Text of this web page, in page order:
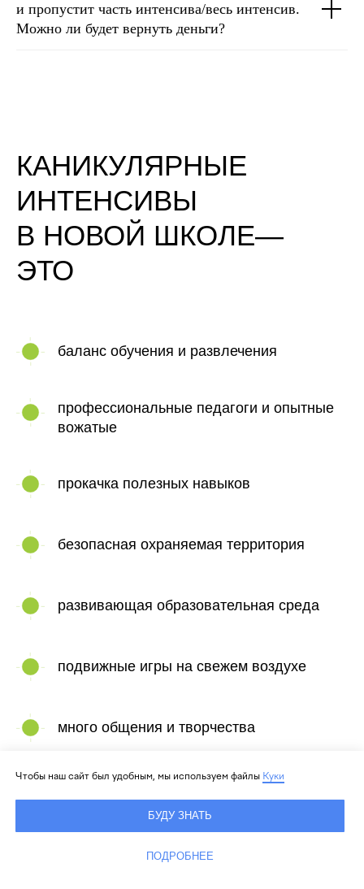
и пропустит часть интенсива/весь интенсив.
Можно ли будет вернуть деньги?
КАНИКУЛЯРНЫЕ
ИНТЕНСИВЫ
В НОВОЙ ШКОЛЕ—
ЭТО
баланс обучения и развлечения
профессиональные педагоги и опытные
вожатые
прокачка полезных навыков
безопасная охраняемая территория
развивающая образовательная среда
подвижные игры на свежем воздухе
много общения и творчества
увлекательные темы и бережный подход
которая учитывает особенности детей
Чтобы наш сайт был удобным, мы используем файлы Куки
БУДУ ЗНАТЬ
ПОДРОБНЕЕ